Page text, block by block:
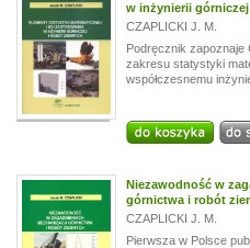
w inżynierii
CZAPLICKI J. M.
Podręcznik zapoznaje
zakresu statystyki
współczesnemu
Niezawodność w
górnictwa i robót
CZAPLICKI J. M.
Pierwsza w Polsce